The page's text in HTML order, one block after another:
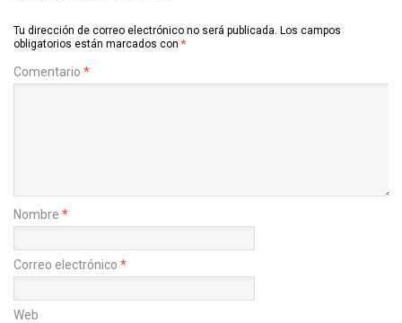
Tu dirección de correo electrónico no será publicada. Los campos
obligatorios están marcados con *
Comentario *
Nombre *
Correo electrónico *
Web